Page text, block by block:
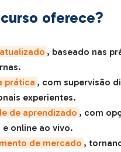
oferece?
, baseado nas
prática , com supervisão
experientes.
de aprendizado , com
e online ao vivo.
de mercado ,